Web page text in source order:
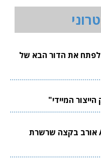
לפתח את הדור הבא של
צוואר הבקבוק הבא בשוק ה-AI אורב בקצה שרשרת